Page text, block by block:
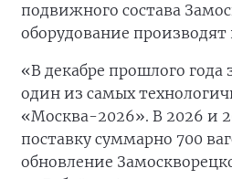
подвижного состава
оборудование производят
«В декабре прошлого
один из самых
«Москва-2026». В 2026 и
поставку суммарно 700
обновление